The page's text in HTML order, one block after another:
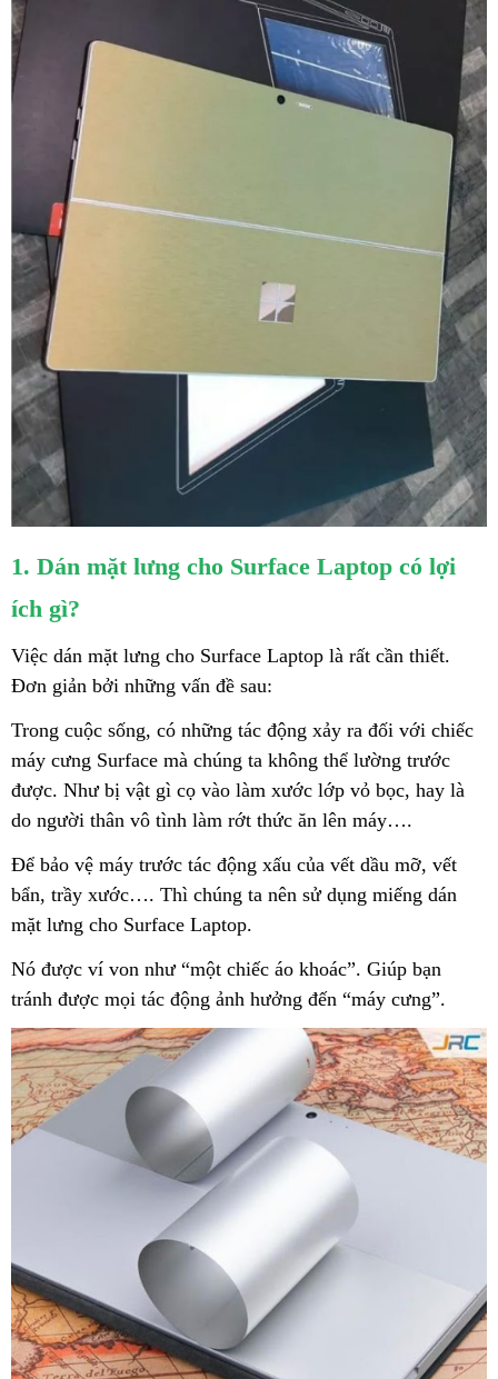
1. Dán mặt lưng cho Surface Laptop có lợi
ích gì?
Việc dán mặt lưng cho Surface Laptop là rất cần thiết.
Đơn giản bởi những vấn đề sau:
Trong cuộc sống, có những tác động xảy ra đối với chiếc
máy cưng Surface mà chúng ta không thể lường trước
được. Như bị vật gì cọ vào làm xước lớp vỏ bọc, hay là
do người thân vô tình làm rớt thức ăn lên máy….
Để bảo vệ máy trước tác động xấu của vết dầu mỡ, vết
bẩn, trầy xước…. Thì chúng ta nên sử dụng miếng dán
mặt lưng cho Surface Laptop.
Nó được ví von như “một chiếc áo khoác”. Giúp bạn
tránh được mọi tác động ảnh hưởng đến “máy cưng”.